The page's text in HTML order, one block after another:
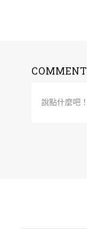
COMMENT
說點什麼吧！